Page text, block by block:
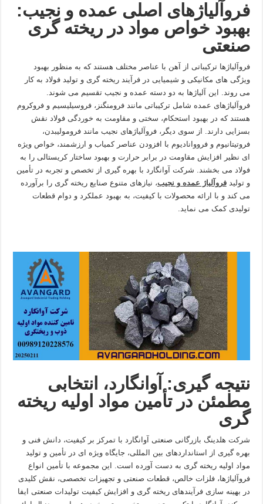
فروآلیاژهای اصلی عمده و نجیب:
بهبود خواص مواد در ریخته گری
صنعتی
فروآلیاژها ترکیباتی از آهن با عناصر مختلف هستند که به منظور بهبود
ویژگی های مکانیکی و شیمیایی در فرآیند ریخته گری و تولید فولاد به کار
می روند. این آلیاژها به دو دسته عمده و نجیب تقسیم می شوند.
فروآلیاژهای عمده شامل ترکیباتی مانند فرومنگنز، فروسیلیسیم و فروکروم
هستند که در بهبود استحکام، سختی و مقاومت به خوردگی فولاد نقش
بسزایی دارند. از سوی دیگر، فروآلیاژهای نجیب مانند فرومولیبدن،
فروتیتانیوم و فرووانادیوم با افزودن عناصر کمیاب و ارزشمند، خواص ویژه
ای نظیر افزایش مقاومت در برابر حرارت و بهبود ساختار کریستالی را به
فولاد می بخشند. شرکت آوانگارد با بهره گیری از تخصص و تجربه در تأمین
و تولیدفروآلیاژ عمده و نجیب، نیازهای متنوع صنایع ریخته گری را برآورده
می کند و با ارائه محصولات با کیفیت، به بهبود عملکرد و دوام قطعات
تولیدی کمک می نماید.
نتیجه گیری: آوانگارد، انتخابی
مطمئن در تأمین مواد اولیه ریخته
گری
شرکت هلدینگ بازرگانی صنعتی آوانگارد با تمرکز بر کیفیت، دانش فنی و
بهره گیری از استانداردهای بین المللی، جایگاه ویژه ای در تأمین و تولید
مواد اولیه ریخته گری به دست آورده است. این مجموعه با تأمین انواع
فروآلیاژها، فلزات خالص، قطعات صنعتی و تجهیزات تخصصی، نقش کلیدی
در بهینه سازی فرآیندهای ریخته گری و افزایش کیفیت تولیدات صنعتی ایفا